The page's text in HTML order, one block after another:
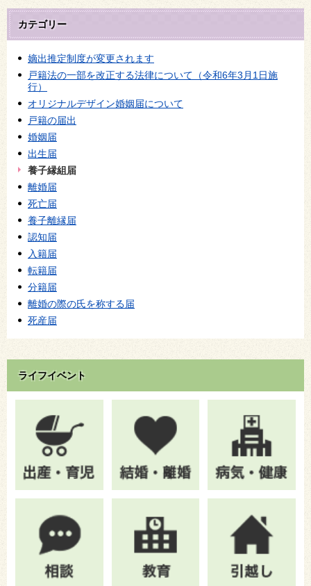
カテゴリー
嫡出推定制度が変更されます
戸籍法の一部を改正する法律について（令和6年3月1日施
行）
オリジナルデザイン婚姻届について
戸籍の届出
婚姻届
出生届
養子縁組届
離婚届
死亡届
養子離縁届
認知届
入籍届
転籍届
分籍届
離婚の際の氏を称する届
死産届
ライフイベント